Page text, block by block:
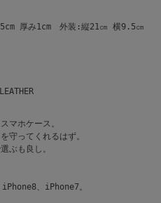
厚み1cm 外装:縦21㎝ 横9.5㎝
マホケース。
守ってくれるはず。
ぶも良し。
、iPhone7。